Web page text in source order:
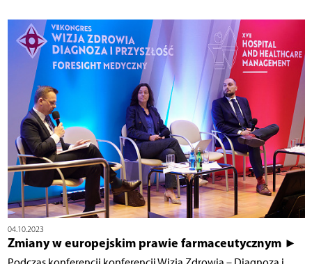
04.10.2023
Zmiany w europejskim prawie farmaceutycznym ►